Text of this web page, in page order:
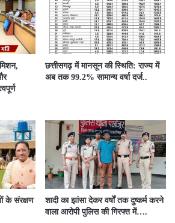
छत्तीसगढ़ में मानसून की स्थिति: राज्य में
अब तक 99.2% सामान्य वर्षा दर्ज..
के संरक्षण
शादी का झांसा देकर वर्षों तक दुष्कर्म करने
वाला आरोपी पुलिस की गिरफ्त में….